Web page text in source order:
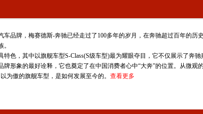
目的主题就有一些听众反馈说高大尚跟我们没什么关
。三位跟我们说说先回答第一个疑问，为什么要收藏，
得收藏老爷车有钱有闲有地，这三样我都不具备。为
会，我们什么都没有，而且在我小的时候看着当时开
品牌，梅赛德斯-奔驰已经走过了100多年的岁月，在奔驰超过百年的历
色，其中以旗舰车型S-Class(S级车型)最为耀眼夺目，它不仅展示了奔
牌形象的最好诠释，它也奠定了在中国消费者心中“大奔”的位置。从微观
为傲的旗舰车型，是如何发展至今的。 查看更多